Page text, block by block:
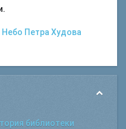
Петра Худова
библиотеки